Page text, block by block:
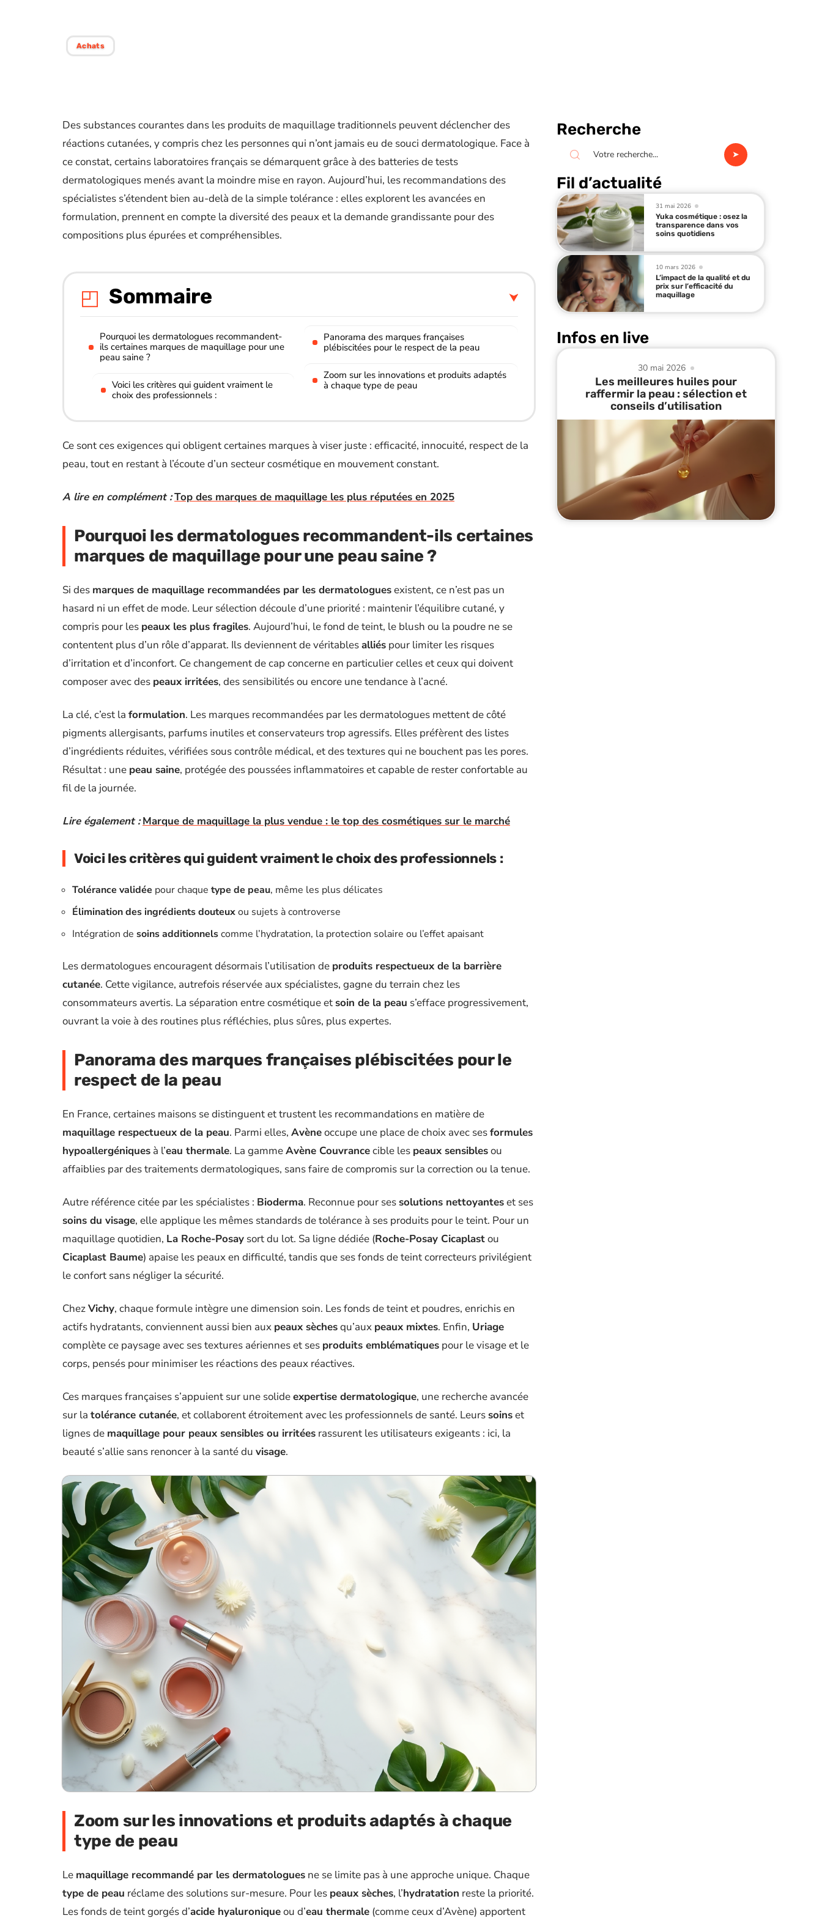
Achats
Des substances courantes dans les produits de maquillage traditionnels peuvent déclencher des
réactions cutanées, y compris chez les personnes qui n’ont jamais eu de souci dermatologique. Face à
ce constat, certains laboratoires français se démarquent grâce à des batteries de tests
dermatologiques menés avant la moindre mise en rayon. Aujourd’hui, les recommandations des
spécialistes s’étendent bien au-delà de la simple tolérance : elles explorent les avancées en
formulation, prennent en compte la diversité des peaux et la demande grandissante pour des
compositions plus épurées et compréhensibles.
Sommaire
Pourquoi les dermatologues recommandent-
ils certaines marques de maquillage pour une
peau saine ?
Voici les critères qui guident vraiment le
choix des professionnels :
Panorama des marques françaises
plébiscitées pour le respect de la peau
Zoom sur les innovations et produits adaptés
à chaque type de peau
Ce sont ces exigences qui obligent certaines marques à viser juste : efficacité, innocuité, respect de la
peau, tout en restant à l’écoute d’un secteur cosmétique en mouvement constant.
A lire en complément :Top des marques de maquillage les plus réputées en 2025
Pourquoi les dermatologues recommandent-ils certaines
marques de maquillage pour une peau saine ?
Si des marques de maquillage recommandées par les dermatologuesexistent, ce n’est pas un
hasard ni un effet de mode. Leur sélection découle d’une priorité : maintenir l’équilibre cutané, y
compris pour les peaux les plus fragiles. Aujourd’hui, le fond de teint, le blush ou la poudre ne se
contentent plus d’un rôle d’apparat. Ils deviennent de véritablesalliés pour limiter les risques
d’irritation et d’inconfort. Ce changement de cap concerne en particulier celles et ceux qui doivent
composer avec des peaux irritées, des sensibilités ou encore une tendance à l’acné.
La clé, c’est la formulation. Les marques recommandées par les dermatologues mettent de côté
pigments allergisants, parfums inutiles et conservateurs trop agressifs. Elles préfèrent des listes
d’ingrédients réduites, vérifiées sous contrôle médical, et des textures qui ne bouchent pas les pores.
Résultat : une peau saine, protégée des poussées inflammatoires et capable de rester confortable au
fil de la journée.
Lire également : Marque de maquillage la plus vendue : le top des cosmétiques sur le marché
Voici les critères qui guident vraiment le choix des professionnels :
Tolérance validée pour chaque type de peau, même les plus délicates
Élimination des ingrédients douteuxou sujets à controverse
Intégration de soins additionnelscomme l’hydratation, la protection solaire ou l’effet apaisant
Les dermatologues encouragent désormais l’utilisation de produits respectueux de la barrière
cutanée. Cette vigilance, autrefois réservée aux spécialistes, gagne du terrain chez les
consommateurs avertis. La séparation entre cosmétique et soin de la peau s’efface progressivement,
ouvrant la voie à des routines plus réfléchies, plus sûres, plus expertes.
Panorama des marques françaises plébiscitées pour le
respect de la peau
En France, certaines maisons se distinguent et trustent les recommandations en matière de
maquillage respectueux de la peau. Parmi elles, Avèneoccupe une place de choix avec sesformules
hypoallergéniques à l’eau thermale. La gammeAvène Couvrancecible les peaux sensiblesou
affaiblies par des traitements dermatologiques, sans faire de compromis sur la correction ou la tenue.
Autre référence citée par les spécialistes : Bioderma. Reconnue pour ses solutions nettoyanteset ses
soins du visage, elle applique les mêmes standards de tolérance à ses produits pour le teint. Pour un
maquillage quotidien, La Roche-Posay sort du lot. Sa ligne dédiée (Roche-Posay Cicaplastou
Cicaplast Baume) apaise les peaux en difficulté, tandis que ses fonds de teint correcteurs privilégient
le confort sans négliger la sécurité.
ChezVichy, chaque formule intègre une dimension soin. Les fonds de teint et poudres, enrichis en
actifs hydratants, conviennent aussi bien aux peaux sèchesqu’aux peaux mixtes. Enfin, Uriage
complète ce paysage avec ses textures aériennes et ses produits emblématiques pour le visage et le
corps, pensés pour minimiser les réactions des peaux réactives.
Ces marques françaises s’appuient sur une solideexpertise dermatologique, une recherche avancée
sur la tolérance cutanée, et collaborent étroitement avec les professionnels de santé. Leurs soinset
lignes de maquillage pour peaux sensibles ou irritées rassurent les utilisateurs exigeants : ici, la
beauté s’allie sans renoncer à la santé du visage.
Zoom sur les innovations et produits adaptés à chaque
type de peau
Le maquillage recommandé par les dermatologues ne se limite pas à une approche unique. Chaque
type de peau réclame des solutions sur-mesure. Pour les peaux sèches, l’hydratation reste la priorité.
Les fonds de teint gorgés d’acide hyaluroniqueou d’eau thermale (comme ceux d’Avène) apportent
Recherche
Fil d’actualité
31 mai 2026
Yuka cosmétique : osez la
transparence dans vos
soins quotidiens
10 mars 2026
L’impact de la qualité et du
prix sur l’efficacité du
maquillage
Infos en live
30 mai 2026
Les meilleures huiles pour
raffermir la peau : sélection et
conseils d’utilisation